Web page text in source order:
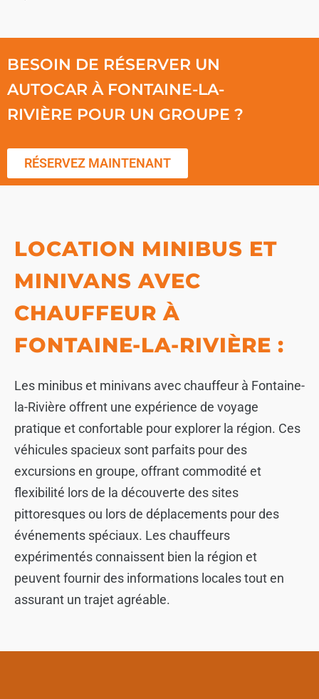
BESOIN DE RÉSERVER UN
AUTOCAR À FONTAINE-LA-
RIVIÈRE POUR UN GROUPE ?
RÉSERVEZ MAINTENANT
LOCATION MINIBUS ET
MINIVANS AVEC
CHAUFFEUR À
FONTAINE-LA-RIVIÈRE :
Les minibus et minivans avec chauffeur à Fontaine-
la-Rivière offrent une expérience de voyage
pratique et confortable pour explorer la région. Ces
véhicules spacieux sont parfaits pour des
excursions en groupe, offrant commodité et
flexibilité lors de la découverte des sites
pittoresques ou lors de déplacements pour des
événements spéciaux. Les chauffeurs
expérimentés connaissent bien la région et
peuvent fournir des informations locales tout en
assurant un trajet agréable.